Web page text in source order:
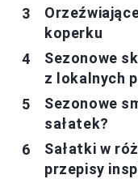
koperku
Sezonowe
z lokalnych
Sezonowe
sałatek?
Sałatki w
przepisy